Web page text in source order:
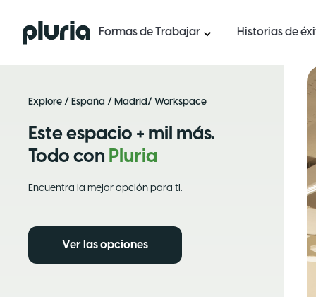
Logo Pluria Formas de Trabajar Historias de
Explore / España / Madrid/ Workspace
Este espacio + mil más.
Todo con Pluria
Encuentra la mejor opción para ti.
Ver las opciones